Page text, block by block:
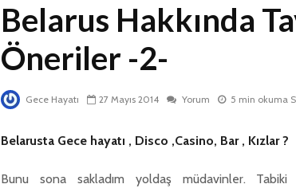
Belarus Hakkında
Öneriler -2-
Gece Hayatı 27 Mayıs 2014 Yorum 5 min okuma
Belarusta Gece hayatı , Disco ,Casino, Bar , Kızlar ?
Bunu sona sakladım yoldaş müdavinler.